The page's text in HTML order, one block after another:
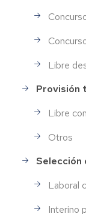
Libre
Provisión
Libre
Otros
Selección
Laboral
Interino